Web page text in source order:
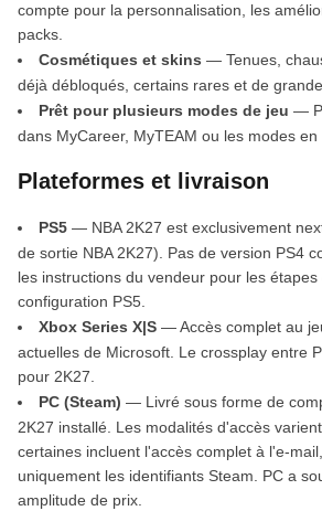
compte pour la personnalisation, les
packs.
Cosmétiques et skins — Tenues,
déjà débloqués, certains rares et de
Prêt pour plusieurs modes de jeu —
dans MyCareer, MyTEAM ou les modes en
Plateformes et livraison
PS5 — NBA 2K27 est exclusivement
de sortie NBA 2K27). Pas de version PS4
les instructions du vendeur pour les
configuration PS5.
Xbox Series X|S — Accès complet au
actuelles de Microsoft. Le crossplay entre
pour 2K27.
PC (Steam) — Livré sous forme de
2K27 installé. Les modalités d'accès
certaines incluent l'accès complet à l'e-
uniquement les identifiants Steam. PC a
amplitude de prix.